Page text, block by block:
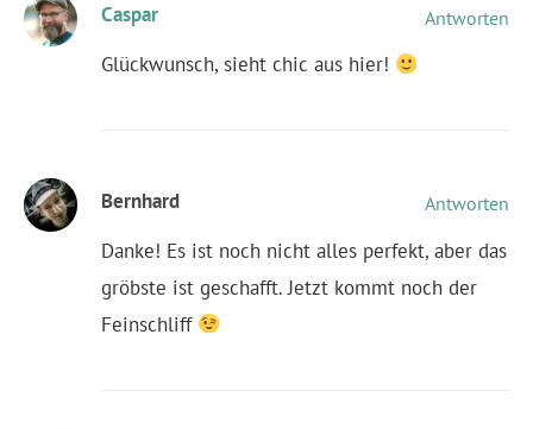
Caspar Antworten
Glückwunsch, sieht chic aus hier!
Bernhard Antworten
Danke! Es ist noch nicht alles perfekt, aber das
gröbste ist geschafft. Jetzt kommt noch der
Feinschliff